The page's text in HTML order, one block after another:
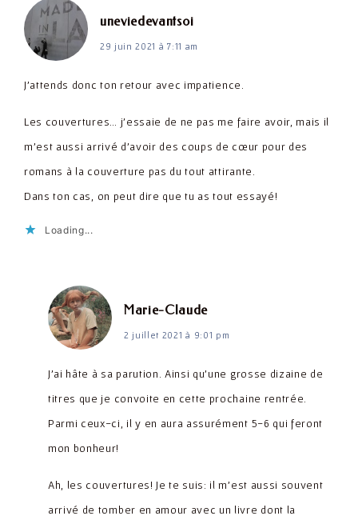
uneviedevantsoidit :
29 juin 2021 à 7:11 am
J’attends donc ton retour avec impatience.
Les couvertures… j’essaie de ne pas me faire avoir, mais il
m’est aussi arrivé d’avoir des coups de cœur pour des
romans à la couverture pas du tout attirante.
Dans ton cas, on peut dire que tu as tout essayé!
Loading...
Marie-Claudedit :
2 juillet 2021 à 9:01 pm
J’ai hâte à sa parution. Ainsi qu’une grosse dizaine de
titres que je convoite en cette prochaine rentrée.
Parmi ceux-ci, il y en aura assurément 5-6 qui feront
mon bonheur!
Ah, les couvertures! Je te suis: il m’est aussi souvent
arrivé de tomber en amour avec un livre dont la